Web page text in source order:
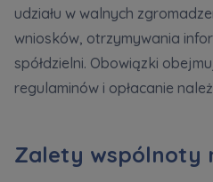
udziału w walnych
wniosków, otrzymywania
spółdzielni. Obowiązki
regulaminów i opłacanie
Zalety wspólnoty